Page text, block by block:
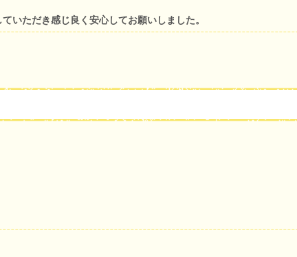
いただき感じ良く安心してお願いしました。